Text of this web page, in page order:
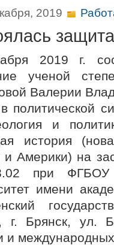
2019
защита
2019 г.
ученой
Валерии
политической
и
история
Америки) на
при ФГБОУ
имени
г. Брянск, ул.
и